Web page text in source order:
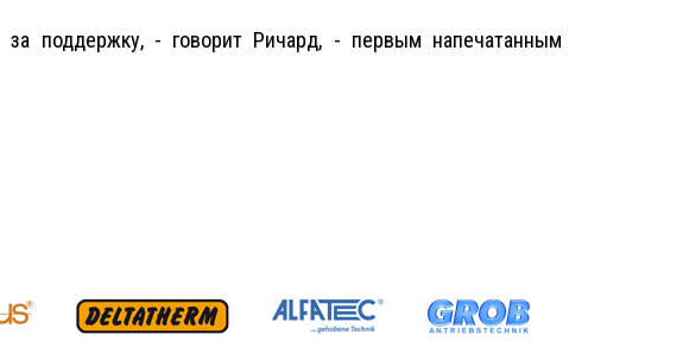
за поддержку, - говорит Ричард, - первым напечатанным